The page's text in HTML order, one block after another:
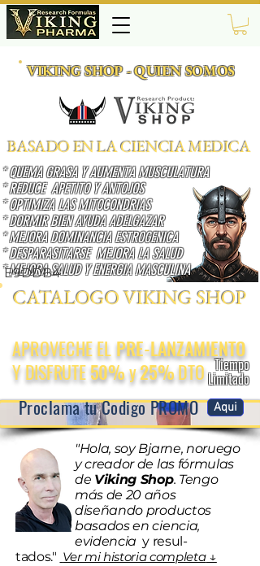
VIKING SHOP - QUIEN SOMOS
BASADO EN LA CIENCIA MEDICA
CATALOGO VIKING SHOP
* QUEMA GRASA Y AUMENTA MUSCULATURA
* REDUCE APETITO Y ANTOJOS
* OPTIMIZA LAS MITOCONDRIAS
* DORMIR BIEN AYUDA ADELGAZAR
* MEJORA DOMINANCIA ESTROGENICA
* DESPARASITARSE MEJORA LA SALUD
* MEJORA SALUD Y ENERGIA MASCULINA
E9DDB4
APROVECHE ELPRE-LANZAMIENTO
Y DISFRUTE50%y25%DTO Tiempo
Limitado
Proclama tu Codigo PROMO Aqui
"Hola, soy Bjarne, noruego
y creador de las fórmulas
de Viking Shop. Tengo
más de 20 años
diseñando productos
basados en ciencia,
evidencia y resul-
tados." Ver mi historia completa↓